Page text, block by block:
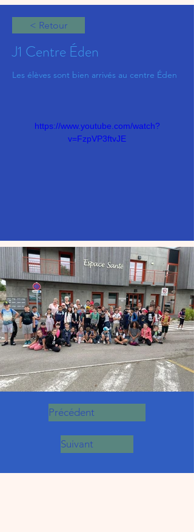
< Retour
J1 Centre Éden
Les élèves sont bien arrivés au centre Éden
https://www.youtube.com/watch?
v=FzpVP3ftvJE
Précédent
Suivant